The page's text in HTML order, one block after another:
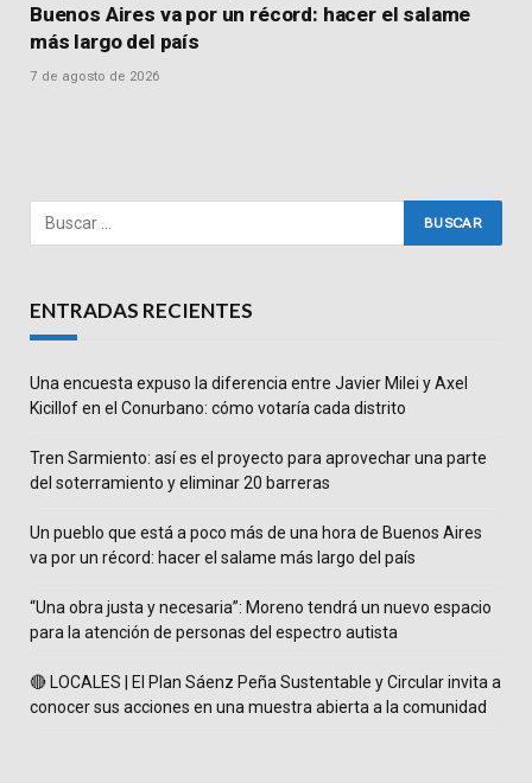
Buenos Aires va por un récord: hacer el salame
más largo del país
7 de agosto de 2026
ENTRADAS RECIENTES
Una encuesta expuso la diferencia entre Javier Milei y Axel
Kicillof en el Conurbano: cómo votaría cada distrito
Tren Sarmiento: así es el proyecto para aprovechar una parte
del soterramiento y eliminar 20 barreras
Un pueblo que está a poco más de una hora de Buenos Aires
va por un récord: hacer el salame más largo del país
“Una obra justa y necesaria”: Moreno tendrá un nuevo espacio
para la atención de personas del espectro autista
🔴 LOCALES | El Plan Sáenz Peña Sustentable y Circular invita a
conocer sus acciones en una muestra abierta a la comunidad